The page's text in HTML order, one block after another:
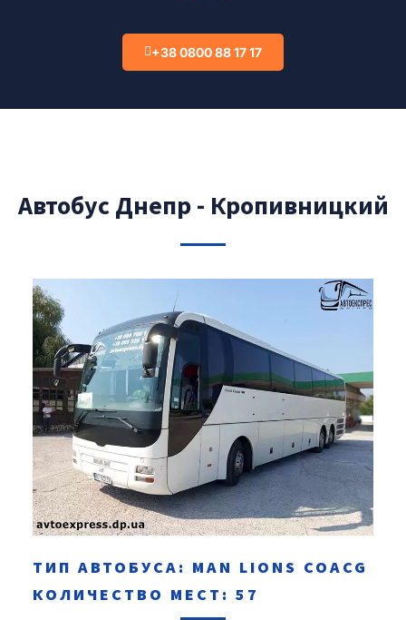
+38 0800 88 17 17
Автобус Днепр - Кропивницкий
ТИП АВТОБУСА: MAN LIONS COACG
КОЛИЧЕСТВО МЕСТ: 57